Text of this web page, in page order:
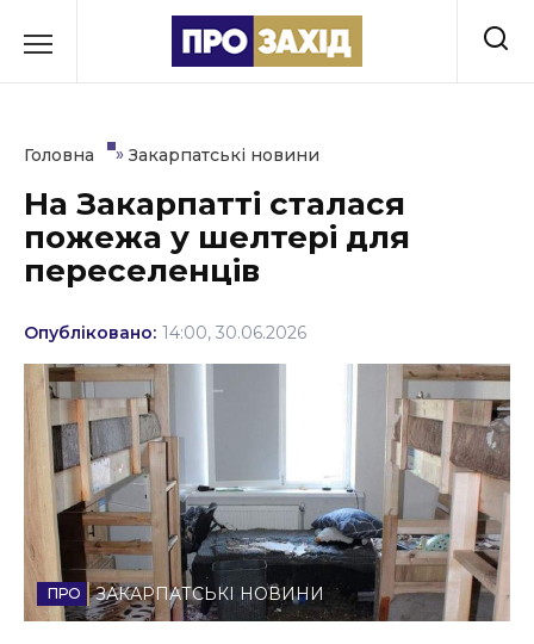
до
Культура
Освіта
Події
Політика
Соціум
Спорт
Стиль життя
Втрачений Ужгород
Головна » Закарпатські новини
На Закарпатті сталася
пожежа у шелтері для
переселенців
Опубліковано: 14:00, 30.06.2026
ЗАКАРПАТСЬКІ НОВИНИ